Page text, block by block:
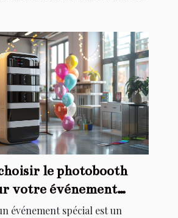
le photobooth
votre événement
événement spécial est un